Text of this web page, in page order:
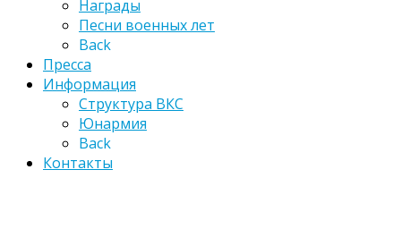
Награды
Песни военных лет
Back
Пресса
Информация
Структура ВКС
Юнармия
Back
Контакты